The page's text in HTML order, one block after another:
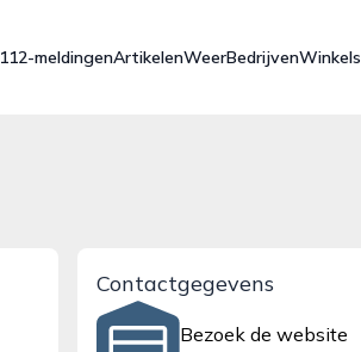
112-meldingenArtikelenWeerBedrijvenWinkels
Contactgegevens
Bezoek de website